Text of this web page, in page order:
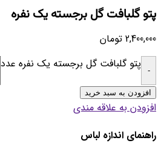
پتو گلبافت گل برجسته یک نفره
2,400,000 تومان
- پتو گلبافت گل برجسته یک نفره عدد
افزودن به سبد خرید
افزودن به علاقه مندی
راهنمای اندازه لباس